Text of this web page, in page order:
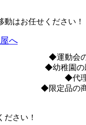
はお任せください！
へ
◆運動会
◆幼稚園の
◆代
◆限定品の
ださい！